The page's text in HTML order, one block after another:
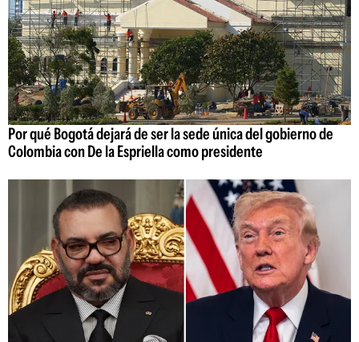
Por qué Bogotá dejará de ser la sede única del gobierno de
Colombia con De la Espriella como presidente